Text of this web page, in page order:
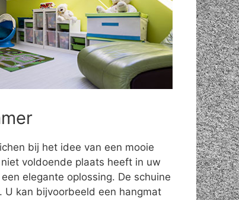
bij het idee van een mooie
voldoende plaats heeft in uw
elegante oplossing. De schuine
kan bijvoorbeeld een hangmat